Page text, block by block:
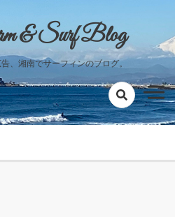
& Surf Blog
、湘南でサーフィンのブログ。